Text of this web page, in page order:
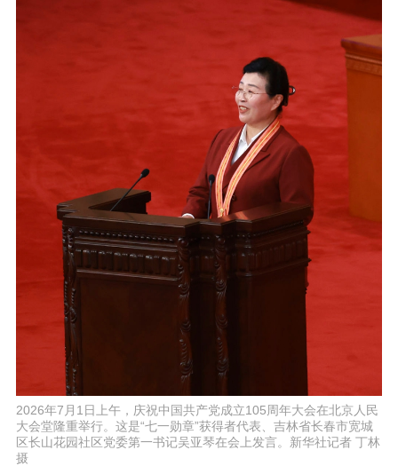
2026年7月1日上午，庆祝中国共产党成立105周年大会在北京人民
大会堂隆重举行。这是“七一勋章”获得者代表、吉林省长春市宽城
区长山花园社区党委第一书记吴亚琴在会上发言。新华社记者 丁林
摄